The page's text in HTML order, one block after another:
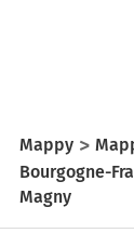
Mappy
Bourgogne-
Magny